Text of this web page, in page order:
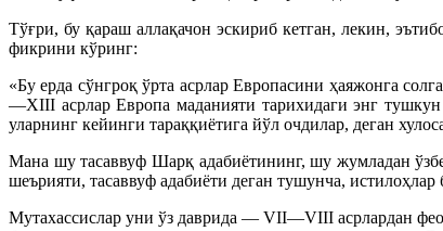
Тўғри, бу қараш аллақачон эскириб кетган, лекин,
фикрини кўринг:
«Бу ерда сўнгроқ ўрта асрлар Европасини ҳаяжонга
—XIII асрлар Европа маданияти тарихидаги энг
уларнинг кейинги тараққиётига йўл очдилар, деган
Мана шу тасаввуф Шарқ адабиётининг, шу жумладан
шеърияти, тасаввуф адабиёти деган тушунча, истилоҳлар
Мутахассислар уни ўз даврида — VII—VIII асрлардан